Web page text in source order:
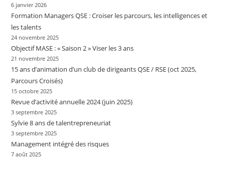
6 janvier 2026
Formation Managers QSE : Croiser les parcours, les intelligences et
les talents
24 novembre 2025
Objectif MASE : « Saison 2 » Viser les 3 ans
21 novembre 2025
15 ans d’animation d’un club de dirigeants QSE / RSE (oct 2025,
Parcours Croisés)
15 octobre 2025
Revue d’activité annuelle 2024 (juin 2025)
3 septembre 2025
Sylvie 8 ans de talentrepreneuriat
3 septembre 2025
Management intégré des risques
7 août 2025